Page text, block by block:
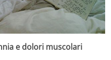
e dolori muscolari